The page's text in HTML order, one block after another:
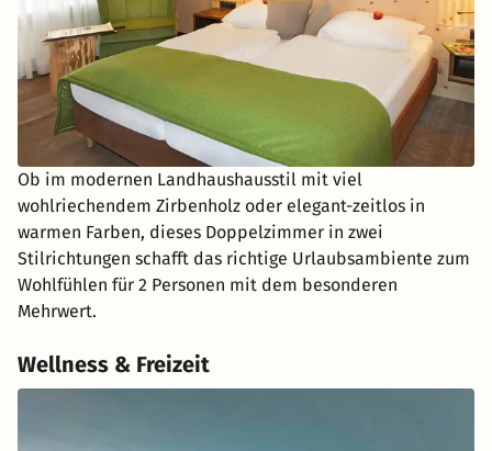
Ob im modernen Landhaushausstil mit viel
wohlriechendem Zirbenholz oder elegant-zeitlos in
warmen Farben, dieses Doppelzimmer in zwei
Stilrichtungen schafft das richtige Urlaubsambiente zum
Wohlfühlen für 2 Personen mit dem besonderen
Mehrwert.
Wellness & Freizeit